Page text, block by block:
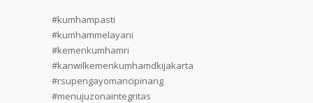
#kumhampasti
#kumhammelayani
#kemenkumhamri
#kanwilkemenkumhamdkijakarta
#rsupengayomancipinang
#menujuzonaintegritas